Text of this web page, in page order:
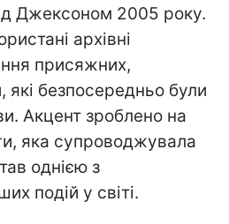
Джексоном 2005 року.
архівні
присяжних,
які безпосередньо були
Акцент зроблено на
яка супроводжувала
однією з
подій у світі.